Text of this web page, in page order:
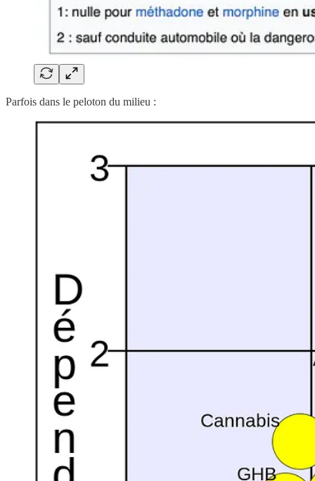
Parfois dans le peloton du milieu :